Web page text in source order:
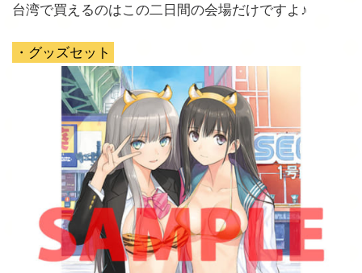
台湾で買えるのはこの二日間の会場だけですよ♪
・グッズセット